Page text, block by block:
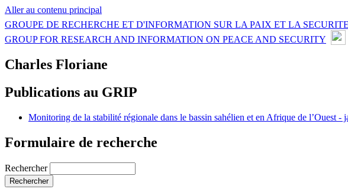
Aller au contenu principal
GROUPE DE RECHERCHE ET D'INFORMATION SUR LA PAIX ET LA SECURITE
GROUP FOR RESEARCH AND INFORMATION ON PEACE AND SECURITY
Charles Floriane
Publications au GRIP
Monitoring de la stabilité régionale dans le bassin sahélien et en Afrique de l’Ouest -
Formulaire de recherche
Rechercher